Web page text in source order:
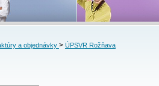
a objednávky > ÚPSVR Rožňava